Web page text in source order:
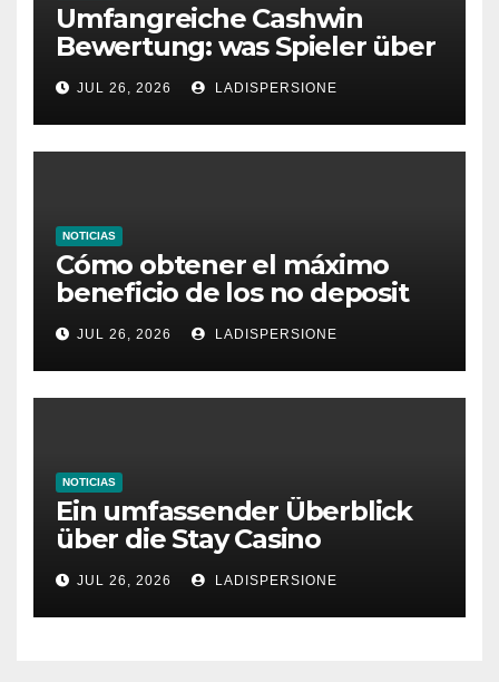
Umfangreiche Cashwin
Bewertung: was Spieler über
dieses Casino denken
JUL 26, 2026 LADISPERSIONE
NOTICIAS
Cómo obtener el máximo
beneficio de los no deposit
bonus codes de roby casino
JUL 26, 2026 LADISPERSIONE
NOTICIAS
Ein umfassender Überblick
über die Stay Casino
Bonusbedingungen
JUL 26, 2026 LADISPERSIONE